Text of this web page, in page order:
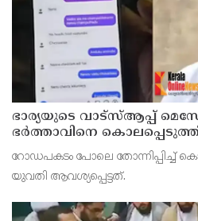
ഭാര്യയുടെ വാട്സ്ആപ്പ്
ഭര്‍ത്താവിനെ
റോഡപകടമാക്കി മാറ്റാന്‍
പദ്ധതിയിട്ട യുവതിയും
റോഡപകടം പോലെ തോന്നിപ്പിച്ച്
യുവതി ആവശ്യപ്പെട്ടത്.